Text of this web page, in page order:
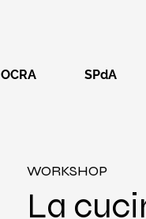
WORKSHOP
La
OCRA SPdA